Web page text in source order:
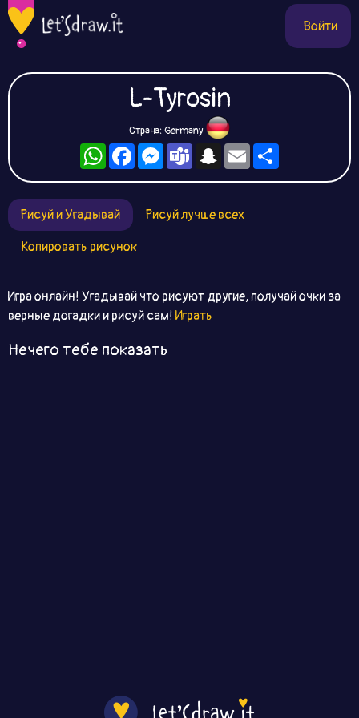
Войти
L-Tyrosin
Страна: Germany
WhatsAppFacebookMessengerTeamsSnapchat
Email
Рисуй и Угадывай
Рисуй лучше всех
Копировать рисунок
Игра онлайн! Угадывай что рисуют другие, получай очки за
верные догадки и рисуй сам! Играть
Нечего тебе показать